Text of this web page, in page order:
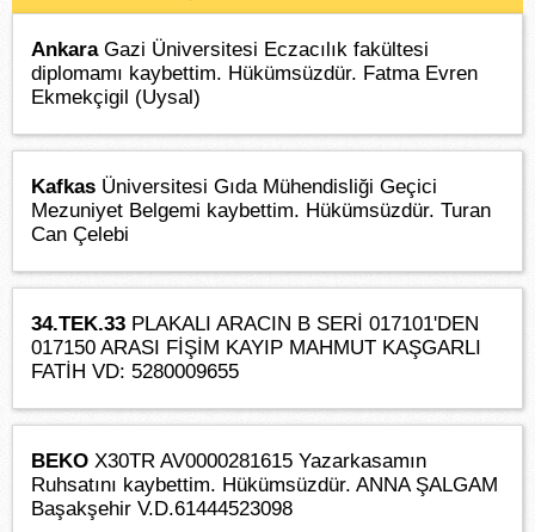
AnkaraGazi Üniversitesi Eczacılık fakültesi
diplomamı kaybettim. Hükümsüzdür. Fatma Evren
Ekmekçigil (Uysal)
Kafkas Üniversitesi Gıda Mühendisliği Geçici
Mezuniyet Belgemi kaybettim. Hükümsüzdür. Turan
Can Çelebi
34.TEK.33 PLAKALI ARACIN B SERİ 017101'DEN
017150 ARASI FİŞİM KAYIP MAHMUT KAŞGARLI
FATİH VD: 5280009655
BEKO X30TR AV0000281615 Yazarkasamın
Ruhsatını kaybettim. Hükümsüzdür. ANNA ŞALGAM
Başakşehir V.D.61444523098